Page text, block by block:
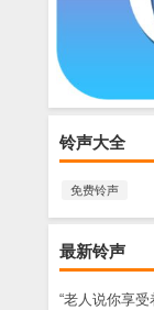
铃声大全
免费铃声
最新铃声
“老人说你享